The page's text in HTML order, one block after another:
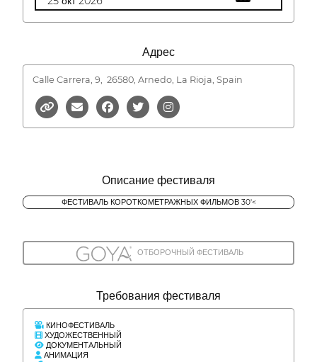
Адрес
Calle Carrera, 9, 26580, Arnedo, La Rioja, Spain
Описание фестиваля
ФЕСТИВАЛЬ КОРОТКОМЕТРАЖНЫХ ФИЛЬМОВ 30'<
ОТБОРОЧНЫЙ ФЕСТИВАЛЬ
Требования фестиваля
КИНОФЕСТИВАЛЬ
ХУДОЖЕСТВЕННЫЙ
ДОКУМЕНТАЛЬНЫЙ
АНИМАЦИЯ